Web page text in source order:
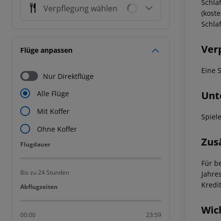
Verpflegung wählen
Flüge anpassen
Nur Direktflüge
Alle Flüge
Mit Koffer
Ohne Koffer
Flugdauer
Flugdauer
Bis zu 24 Stunden
Abflugzeiten
Abflugzeiten
00:00 23:59
Eine
Für